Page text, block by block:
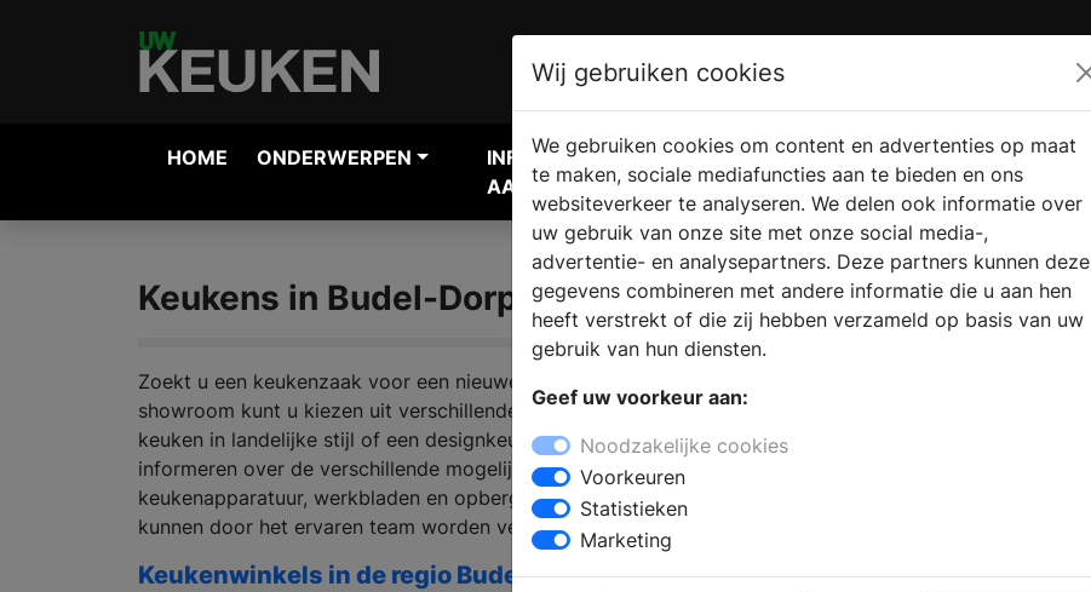
HOME ONDERWERPEN
INFORMATIE
AANVRAGEN
VERKOOPLOCATIE
VINDEN
WEBSHOP
Keukens in Budel-Dorplein
Zoekt u een keukenzaak voor een nieuwe keuken in Budel-Dorplein ? In de
showroom kunt u kiezen uit verschillende keukenstijlen: een moderne keuken, een
keuken in landelijke stijl of een designkeuken. Maak een afspraak en laat u
informeren over de verschillende mogelijkheden op het gebied van
keukenapparatuur, werkbladen en opbergmogelijkheden. Uw specifieke wensen
kunnen door het ervaren team worden vertaald in een (3D) ontwerp.
Keukenwinkels in de regio Budel-Dorplein
+
Wij gebruiken cookies
We gebruiken cookies om content en advertenties op maat
te maken, sociale mediafuncties aan te bieden en ons
websiteverkeer te analyseren. We delen ook informatie over
uw gebruik van onze site met onze social media-,
advertentie- en analysepartners. Deze partners kunnen deze
gegevens combineren met andere informatie die u aan hen
heeft verstrekt of die zij hebben verzameld op basis van uw
gebruik van hun diensten.
Geef uw voorkeur aan:
Noodzakelijke cookies
Voorkeuren
Statistieken
Marketing